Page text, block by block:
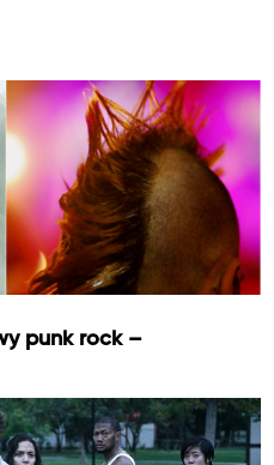
punk rock –